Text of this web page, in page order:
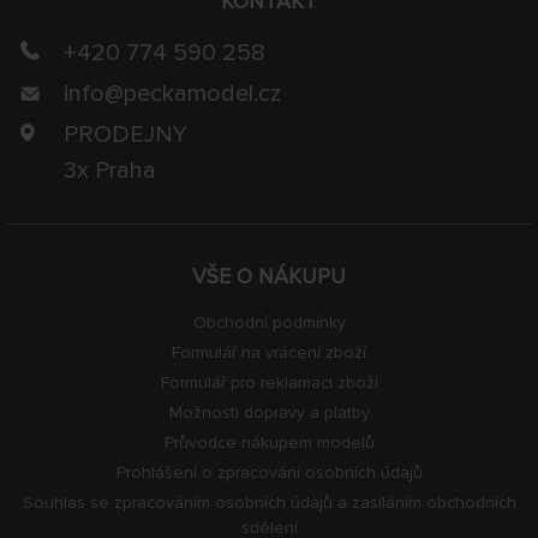
VŠE O NÁKUPU
Obchodní podmínky
Formulář na vrácení zboží
Formulář pro reklamaci zboží
Možnosti dopravy a platby
Průvodce nákupem modelů
Prohlášení o zpracování osobních údajů
Souhlas se zpracováním osobních údajů a zasíláním obchodních
sdělení
+420 774 590 258
info@peckamodel.cz
PRODEJNY
3x Praha